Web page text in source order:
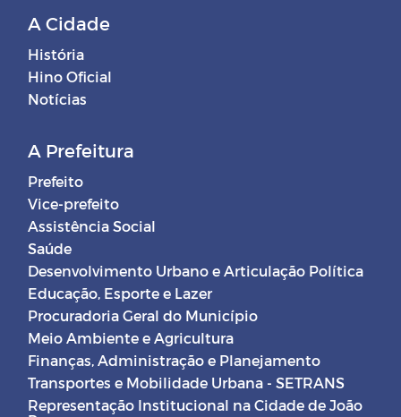
A Cidade
História
Hino Oficial
Notícias
A Prefeitura
Prefeito
Vice-prefeito
Assistência Social
Saúde
Desenvolvimento Urbano e Articulação Política
Educação, Esporte e Lazer
Procuradoria Geral do Município
Meio Ambiente e Agricultura
Finanças, Administração e Planejamento
Transportes e Mobilidade Urbana - SETRANS
Representação Institucional na Cidade de João